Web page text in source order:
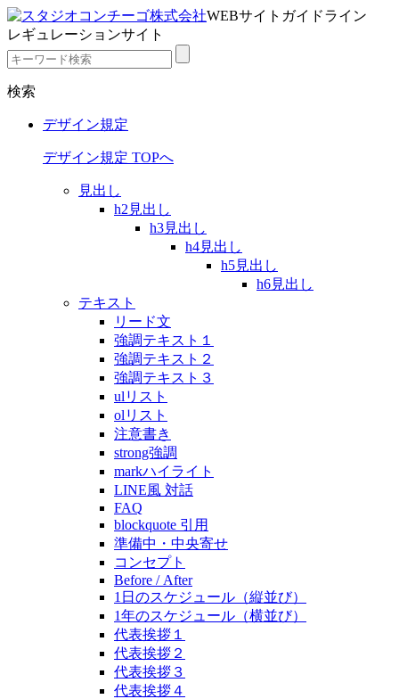
WEBサイトガイドライン
レギュレーションサイト
検索
デザイン規定
デザイン規定 TOPへ
見出し
h2見出し
h3見出し
h4見出し
h5見出し
h6見出し
テキスト
リード文
強調テキスト１
強調テキスト２
強調テキスト３
ulリスト
olリスト
注意書き
strong強調
markハイライト
LINE風 対話
FAQ
blockquote 引用
準備中・中央寄せ
コンセプト
Before / After
1日のスケジュール（縦並び）
1年のスケジュール（横並び）
代表挨拶１
代表挨拶２
代表挨拶３
代表挨拶４